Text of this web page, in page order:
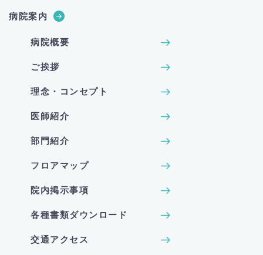
病院案内
病院概要
ご挨拶
理念・コンセプト
医師紹介
部門紹介
フロアマップ
院内掲示事項
各種書類ダウンロード
交通アクセス